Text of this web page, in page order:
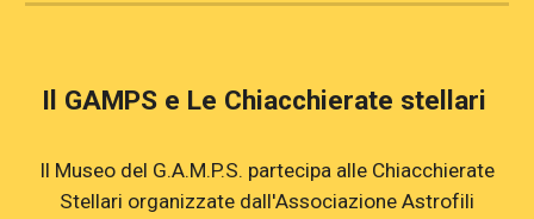
Il GAMPS e Le Chiacchierate stellari
Il Museo del G.A.M.P.S. partecipa alle Chiacchierate
Stellari organizzate dall'Associazione Astrofili